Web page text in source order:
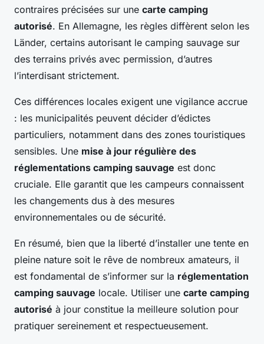
contraires précisées sur une carte camping
autorisé. En Allemagne, les règles diffèrent selon les
Länder, certains autorisant le camping sauvage sur
des terrains privés avec permission, d’autres
l’interdisant strictement.
Ces différences locales exigent une vigilance accrue
: les municipalités peuvent décider d’édictes
particuliers, notamment dans des zones touristiques
sensibles. Une mise à jour régulière des
réglementations camping sauvage est donc
cruciale. Elle garantit que les campeurs connaissent
les changements dus à des mesures
environnementales ou de sécurité.
En résumé, bien que la liberté d’installer une tente en
pleine nature soit le rêve de nombreux amateurs, il
est fondamental de s’informer sur la réglementation
camping sauvage locale. Utiliser une carte camping
autorisé à jour constitue la meilleure solution pour
pratiquer sereinement et respectueusement.